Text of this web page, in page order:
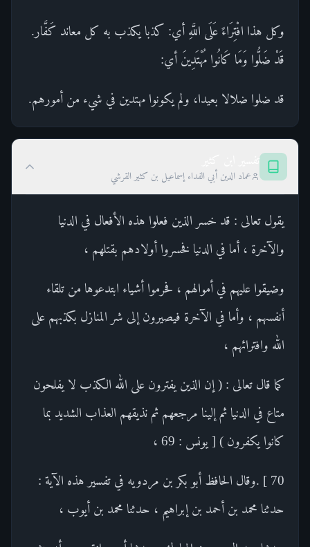
وكل هذا افْتِرَاءً عَلَى اللَّهِ أي: كذبا يكذب به كل معاند كَفَّار.
قَدْ ضَلُّوا وَمَا كَانُوا مُهْتَدِينَ أي:
قد ضلوا ضلالا بعيدا، ولم يكونوا مهتدين في شيء من أمورهم.
عماد الدين أبي الفداء إسماعيل بن كثير القرشي
يقول تعالى : قد خسر الذين فعلوا هذه الأفعال في الدنيا
والآخرة ، أما في الدنيا فخسروا أولادهم بقتلهم ،
وضيقوا عليهم في أموالهم ، فحرموا أشياء ابتدعوها من تلقاء
أنفسهم ، وأما في الآخرة فيصيرون إلى شر المنازل بكذبهم على
الله وافترائهم ،
كما قال تعالى : ( إن الذين يفترون على الله الكذب لا يفلحون
متاع في الدنيا ثم إلينا مرجعهم ثم نذيقهم العذاب الشديد بما
كانوا يكفرون ) [ يونس : 69 ،
70 ] .وقال الحافظ أبو بكر بن مردويه في تفسير هذه الآية :
حدثنا محمد بن أحمد بن إبراهيم ، حدثنا محمد بن أيوب ،